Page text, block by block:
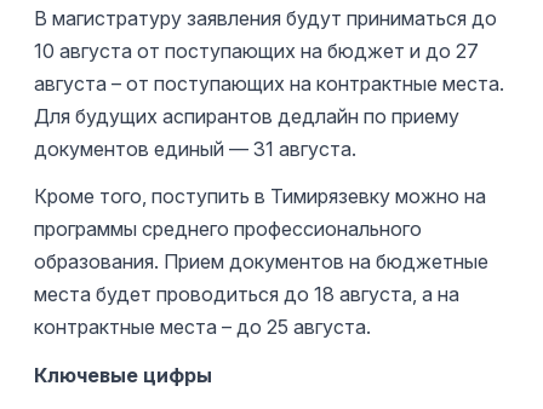
В магистратуру заявления будут приниматься до
10 августа от поступающих на бюджет и до 27
августа – от поступающих на контрактные места.
Для будущих аспирантов дедлайн по приему
документов единый — 31 августа.
Кроме того, поступить в Тимирязевку можно на
программы среднего профессионального
образования. Прием документов на бюджетные
места будет проводиться до 18 августа, а на
контрактные места – до 25 августа.
Ключевые цифры